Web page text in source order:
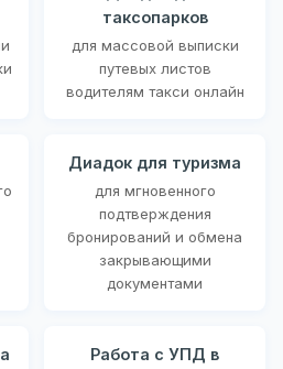
таксопарков
для массовой выписки
путевых листов
водителям такси онлайн
Диадок для туризма
для мгновенного
подтверждения
бронирований и обмена
закрывающими
документами
Работа с УПД в